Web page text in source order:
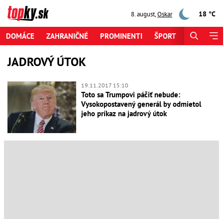
8. august,Oskar 18 °C
DOMÁCE ZAHRANIČNÉ PROMINENTI ŠPORT
JADROVÝ ÚTOK
19.11.2017 15:10
Toto sa Trumpovi páčiť nebude:
Vysokopostavený generál by odmietol
jeho príkaz na jadrový útok